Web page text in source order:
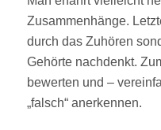
Zusammenhänge.
durch das Zuhören
Gehörte nachdenkt.
bewerten und –
„falsch“ anerkennen.